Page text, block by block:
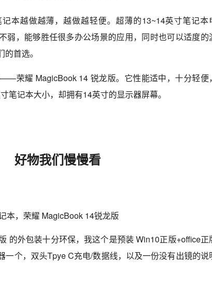
本越做越薄，越做越轻便。超薄的13~14英寸笔记本
弱，能够胜任很多办公场景的应用，同时也可以适度的
首选。
荣耀 MagicBook 14 锐龙版。它性能适中，十分轻便，
笔记本大小，却拥有14英寸的显示器屏幕。
好物我们慢慢看
的外包装十分环保，我这个是预装 Win10正版+office正
一个，双头Tpye C充电/数据线，以及一份没有出镜的说